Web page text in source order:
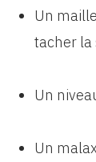
Un
tacher la
Un
Un